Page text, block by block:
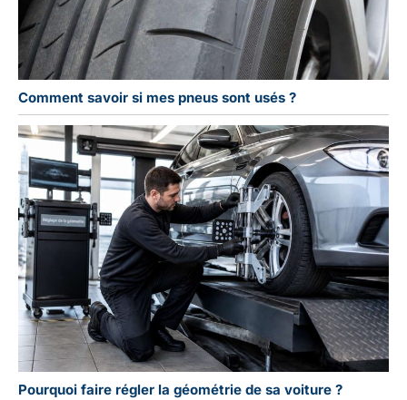
Comment savoir si mes pneus sont usés ?
Pourquoi faire régler la géométrie de sa voiture ?